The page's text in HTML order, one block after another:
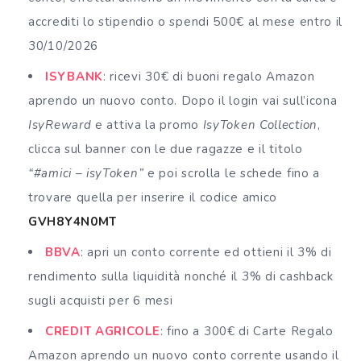
accrediti lo stipendio o spendi 500€ al mese entro il
30/10/2026
ISYBANK: ricevi 30€ di buoni regalo Amazon
aprendo un nuovo conto. Dopo il login vai sull’icona
IsyReward e attiva la promo IsyToken Collection,
clicca sul banner con le due ragazze e il titolo
“#amici – isyToken” e poi scrolla le schede fino a
trovare quella per inserire il codice amico
GVH8Y4N0MT
BBVA: apri un conto corrente ed ottieni il 3% di
rendimento sulla liquidità nonché il 3% di cashback
sugli acquisti per 6 mesi
CREDIT AGRICOLE: fino a 300€ di Carte Regalo
Amazon aprendo un nuovo conto corrente usando il